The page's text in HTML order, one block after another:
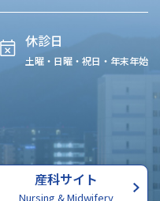
休診日
土曜・日曜・祝日・年末年始
産科サイト
Nursing & Midwifery